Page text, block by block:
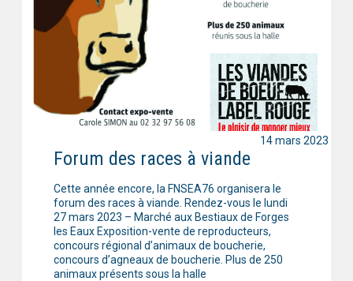
Forum des races à viande
Cette année encore, la FNSEA76 organisera le
forum des races à viande. Rendez-vous le lundi
27 mars 2023 – Marché aux Bestiaux de Forges
les Eaux Exposition-vente de reproducteurs,
concours régional d’animaux de boucherie,
concours d’agneaux de boucherie. Plus de 250
animaux présents sous la halle
14 mars 2023